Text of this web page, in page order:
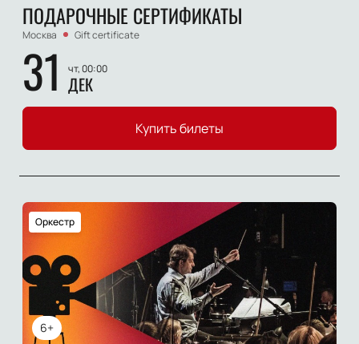
ПОДАРОЧНЫЕ СЕРТИФИКАТЫ
Москва Gift certificate
31 чт, 00:00
ДЕК
Купить билеты
6+
Оркестр